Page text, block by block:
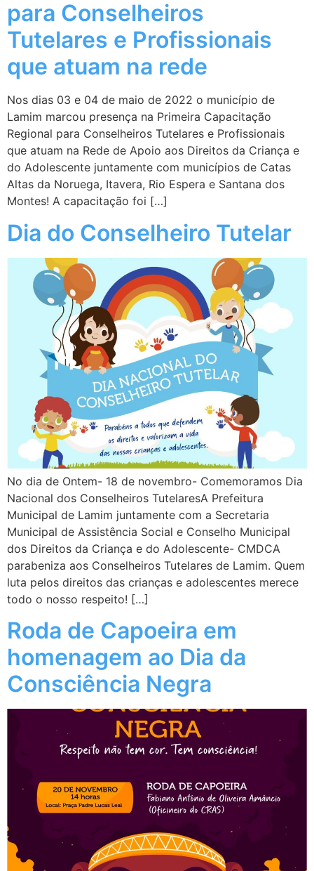
para Conselheiros
Tutelares e Profissionais
que atuam na rede
Nos dias 03 e 04 de maio de 2022 o município de
Lamim marcou presença na Primeira Capacitação
Regional para Conselheiros Tutelares e Profissionais
que atuam na Rede de Apoio aos Direitos da Criança e
do Adolescente juntamente com municípios de Catas
Altas da Noruega, Itavera, Rio Espera e Santana dos
Montes! A capacitação foi […]
Dia do Conselheiro Tutelar
No dia de Ontem- 18 de novembro- Comemoramos Dia
Nacional dos Conselheiros TutelaresA Prefeitura
Municipal de Lamim juntamente com a Secretaria
Municipal de Assistência Social e Conselho Municipal
dos Direitos da Criança e do Adolescente- CMDCA
parabeniza aos Conselheiros Tutelares de Lamim. Quem
luta pelos direitos das crianças e adolescentes merece
todo o nosso respeito! […]
Roda de Capoeira em
homenagem ao Dia da
Consciência Negra